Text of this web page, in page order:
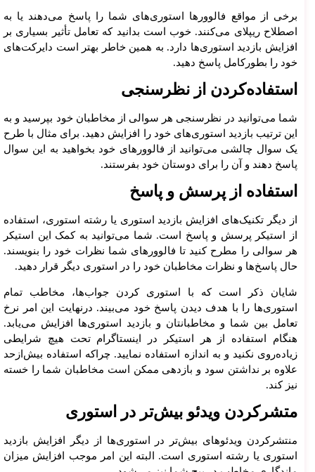
برخی از مواقع فالوورها استوری‌های شما را پاسخ می‌دهند یا به
اصطلاح ریپلای می‌کنند. خوب است بدانید که تعامل تأثیر بسیاری بر
افزایش بازدید استوری‌ها دارد. به همین خاطر بهتر است دایرکت‌های
خود را بطورکامل پاسخ دهید.
استفاده‌کردن از نظرسنجی
شما می‌توانید در نظرسنجی هر سوالی از مخاطبان خود بپرسید و به
این ترتیب بازدید استوری‌های خود را افزایش دهید. برای مثال با طرح
یک سوال چالشی می‌توانید از فالوورهای خود بخواهید به این سوال
پاسخ دهند و آن را برای دوستان خود بفرستند.
استفاده از پرسش و پاسخ
از دیگر تکنیک‌های افزایش بازدید استوری یا رشته استوری، استفاده
از استیکر پرسش و پاسخ است. شما می‌توانید به کمک این استیکر
هر سوالی را مطرح کنید تا فالوورهای شما نظرات خود را بنویسند.
حال پاسخ‌ها و نظرات مخاطبان خود را در استوری دیگر قرار دهید.
شایان ذکر است که با استوری کردن جواب‌ها، مخاطب تمام
استوری‌ها را با هدف دیدن پاسخ خود می‌بیند. درنهایت این امر نرخ
تعامل بین شما و مخاطبانتان و بازدید استوری‌ها افزایش می‌یابد.
هنگام استفاده از هر استیکر در اینستاگرام تحت هیچ شرایطی
زیاده‌روی نکنید و به اندازه استفاده نمایید. چراکه استفاده بیش‌ازحد
علاوه بر نداشتن سود و بازدهی ممکن است مخاطبان شما را خسته
نیز کند.
متشرکردن ویدئو بیش‌تر در استوری
منتشرکردن ویدئوهای بیش‌تر در استوری‌ها از دیگر افزایش بازدید
استوری یا رشته استوری است. البته این امر موجب افزایش میزان